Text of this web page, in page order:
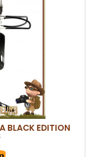
BLACK EDITION